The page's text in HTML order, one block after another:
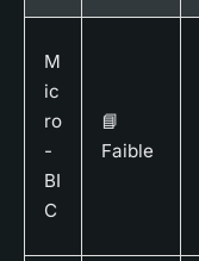
M
ic
ro
-
BI
C
📘
Faible